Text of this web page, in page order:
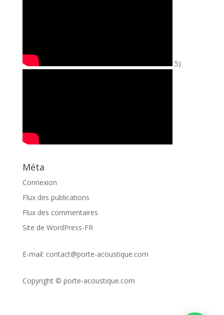
5)
Méta
Connexion
Flux des publications
Flux des commentaires
Site de WordPress-FR
E-mail: contact@porte-acoustique.com
Copyright © porte-acoustique.com